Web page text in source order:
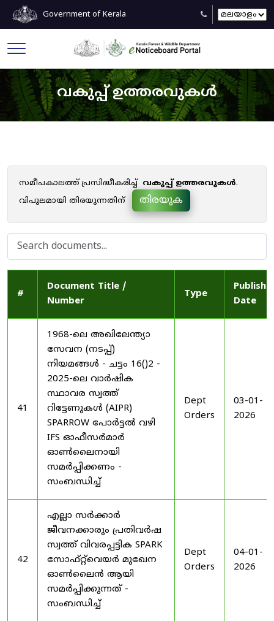
Government of Kerala
വകുപ്പ് ഉത്തരവുകൾ
സമീപകാലത്ത് പ്രസിദ്ധീകരിച്ച് വകുപ്പ് ഉത്തരവുകൾ.
വിപുലമായി തിരയുന്നതിന്
തിരയുക
#
Document Title /
Number
Type
Date
41
1968-ലെ അഖിലേന്ത്യാ
സേവന (നടപ്പ്)
നിയമങ്ങൾ - ചട്ടം 16()2 -
2025-ലെ വാർഷിക
സ്ഥാവര സ്വത്ത്
റിട്ടേണുകൾ (AIPR)
SPARROW പോർട്ടൽ വഴി
IFS ഓഫീസർമാർ
ഓൺലൈനായി
സമർപ്പിക്കണം -
സംബന്ധിച്ച്
Dept
Orders
03-01-
2026
42
എല്ലാ സർക്കാർ
ജീവനക്കാരും പ്രതിവർഷ
സ്വത്ത് വിവരപ്പട്ടിക SPARK
സോഫ്റ്റ്‌വെയർ മുഖേന
ഓൺലൈൻ ആയി
സമർപ്പിക്കുന്നത് -
സംബന്ധിച്ച്
Dept
Orders
04-01-
2026